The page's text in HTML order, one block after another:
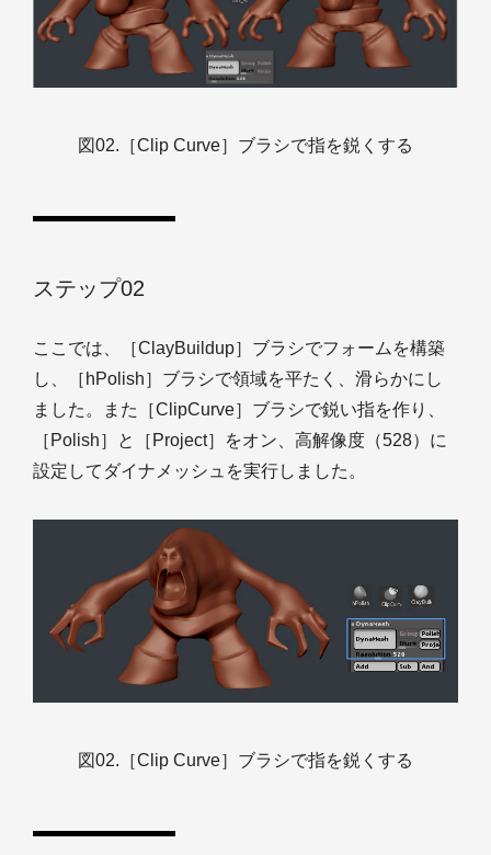
図02.［Clip Curve］ブラシで指を鋭くする
ステップ02
ここでは、［ClayBuildup］ブラシでフォームを構築
し、［hPolish］ブラシで領域を平たく、滑らかにし
ました。また［ClipCurve］ブラシで鋭い指を作り、
［Polish］と［Project］をオン、高解像度（528）に
設定してダイナメッシュを実行しました。
図02.［Clip Curve］ブラシで指を鋭くする